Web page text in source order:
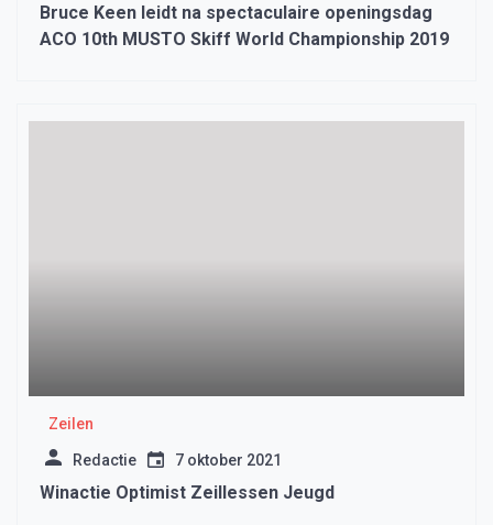
Bruce Keen leidt na spectaculaire openingsdag
ACO 10th MUSTO Skiff World Championship 2019
Zeilen
Redactie 7 oktober 2021
Winactie Optimist Zeillessen Jeugd